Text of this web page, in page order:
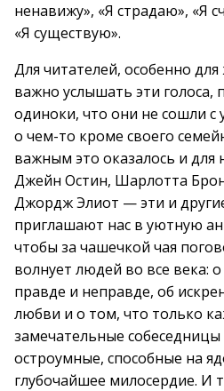
ненавижу», «Я страдаю», «Я
«Я существую».
Для читателей, особенно
важно услышать эти голоса,
одиноки, что они не сошли
о чем-то кроме своего
важным это оказалось и
Джейн Остин, Шарлотта
Джордж Элиот — эти и
приглашают нас в уютную
чтобы за чашечкой чая
волнует людей во все века:
правде и неправде, об
любви и о том, что только
замечательные
остроумные, способные на
глубочайшее милосердие. И